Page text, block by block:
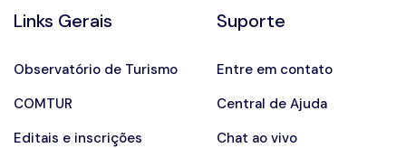
Links Gerais
Observatório de Turismo
COMTUR
Editais e inscrições
Suporte
Entre em contato
Central de Ajuda
Chat ao vivo